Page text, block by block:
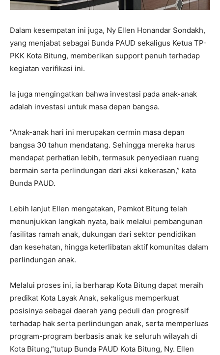
Dalam kesempatan ini juga, Ny Ellen Honandar Sondakh,
yang menjabat sebagai Bunda PAUD sekaligus Ketua TP-
PKK Kota Bitung, memberikan support penuh terhadap
kegiatan verifikasi ini.
Ia juga mengingatkan bahwa investasi pada anak-anak
adalah investasi untuk masa depan bangsa.
“Anak-anak hari ini merupakan cermin masa depan
bangsa 30 tahun mendatang. Sehingga mereka harus
mendapat perhatian lebih, termasuk penyediaan ruang
bermain serta perlindungan dari aksi kekerasan,” kata
Bunda PAUD.
Lebih lanjut Ellen mengatakan, Pemkot Bitung telah
menunjukkan langkah nyata, baik melalui pembangunan
fasilitas ramah anak, dukungan dari sektor pendidikan
dan kesehatan, hingga keterlibatan aktif komunitas dalam
perlindungan anak.
Melalui proses ini, ia berharap Kota Bitung dapat meraih
predikat Kota Layak Anak, sekaligus memperkuat
posisinya sebagai daerah yang peduli dan progresif
terhadap hak serta perlindungan anak, serta memperluas
program-program berbasis anak ke seluruh wilayah di
Kota Bitung,”tutup Bunda PAUD Kota Bitung, Ny. Ellen